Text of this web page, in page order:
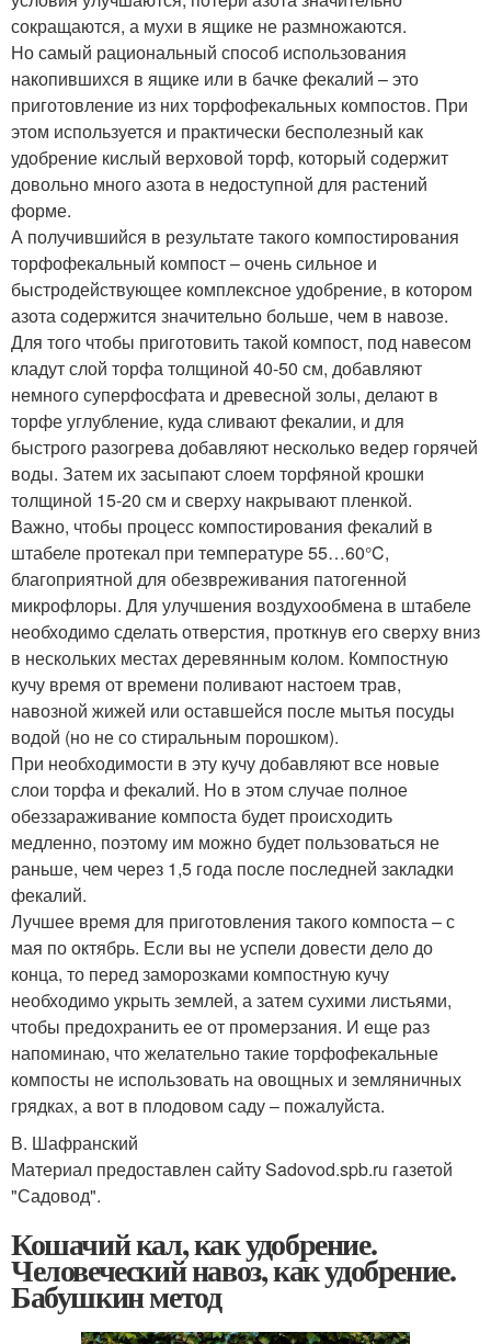
сокращаются, а мухи в ящике не размножаются.
Но самый рациональный способ использования
накопившихся в ящике или в бачке фекалий – это
приготовление из них торфофекальных компостов. При
этом используется и практически бесполезный как
удобрение кислый верховой торф, который содержит
довольно много азота в недоступной для растений
форме.
А получившийся в результате такого компостирования
торфофекальный компост – очень сильное и
быстродействующее комплексное удобрение, в котором
азота содержится значительно больше, чем в навозе.
Для того чтобы приготовить такой компост, под навесом
кладут слой торфа толщиной 40-50 см, добавляют
немного суперфосфата и древесной золы, делают в
торфе углубление, куда сливают фекалии, и для
быстрого разогрева добавляют несколько ведер горячей
воды. Затем их засыпают слоем торфяной крошки
толщиной 15-20 см и сверху накрывают пленкой.
Важно, чтобы процесс компостирования фекалий в
штабеле протекал при температуре 55…60°C,
благоприятной для обезвреживания патогенной
микрофлоры. Для улучшения воздухообмена в штабеле
необходимо сделать отверстия, проткнув его сверху вниз
в нескольких местах деревянным колом. Компостную
кучу время от времени поливают настоем трав,
навозной жижей или оставшейся после мытья посуды
водой (но не со стиральным порошком).
При необходимости в эту кучу добавляют все новые
слои торфа и фекалий. Но в этом случае полное
обеззараживание компоста будет происходить
медленно, поэтому им можно будет пользоваться не
раньше, чем через 1,5 года после последней закладки
фекалий.
Лучшее время для приготовления такого компоста – с
мая по октябрь. Если вы не успели довести дело до
конца, то перед заморозками компостную кучу
необходимо укрыть землей, а затем сухими листьями,
чтобы предохранить ее от промерзания. И еще раз
напоминаю, что желательно такие торфофекальные
компосты не использовать на овощных и земляничных
грядках, а вот в плодовом саду – пожалуйста.
В. Шафранский
Материал предоставлен сайту Sadovod.spb.ru газетой
"Садовод".
Кошачий кал, как удобрение.
Человеческий навоз, как удобрение.
Бабушкин метод